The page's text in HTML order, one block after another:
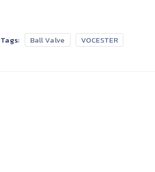
Tags: Ball Valve VOCESTER